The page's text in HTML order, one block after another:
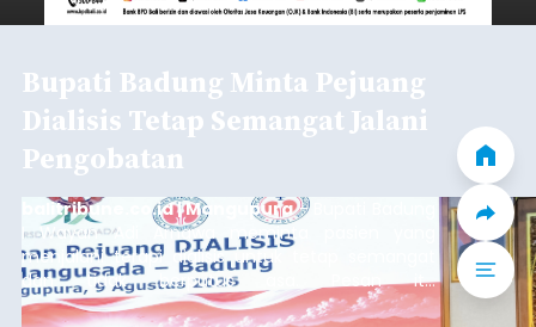
Bupati Badung Minta Pejuang
Dialisis Tetap Semangat Jalani
Pengobatan
balitribune.co.id | Mangupura- Bupati Badung
I Wayan Adi Arnawa meminta pasien yang
menjalani terapi dialisis untuk tetap semangat
dan tidak berputus asa. Pesan itu
disampaikannya saat menghadiri Sarasehan